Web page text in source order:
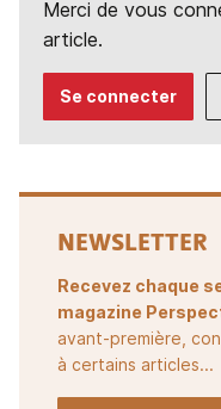
Merci de vous
article.
Se connecter
NEWSLETTER
Recevez chaque
magazine
avant-première,
à certains articles...